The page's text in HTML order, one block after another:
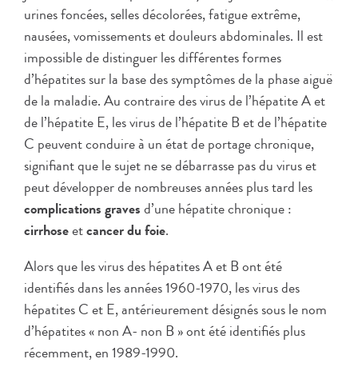
urines foncées, selles décolorées, fatigue extrême,
nausées, vomissements et douleurs abdominales. Il est
impossible de distinguer les différentes formes
d’hépatites sur la base des symptômes de la phase aiguë
de la maladie. Au contraire des virus de l’hépatite A et
de l’hépatite E, les virus de l’hépatite B et de l’hépatite
C peuvent conduire à un état de portage chronique,
signifiant que le sujet ne se débarrasse pas du virus et
peut développer de nombreuses années plus tard les
complications gravesd’une hépatite chronique :
cirrhoseetcancer du foie.
Alors que les virus des hépatites A et B ont été
identifiés dans les années 1960-1970, les virus des
hépatites C et E, antérieurement désignés sous le nom
d’hépatites « non A- non B » ont été identifiés plus
récemment, en 1989-1990.